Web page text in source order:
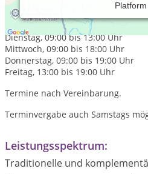
Platform
Praxiszeiten:
Montag, 09:00 bis 13:00 Uhr
Dienstag, 09:00 bis 13:00 Uhr
Mittwoch, 09:00 bis 18:00 Uhr
Donnerstag, 09:00 bis 19:00 Uhr
Freitag, 13:00 bis 19:00 Uhr
Termine nach Vereinbarung.
Terminvergabe auch Samstags
Leistungsspektrum:
Traditionelle und